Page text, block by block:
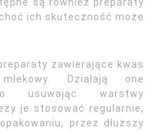
ich skuteczność może
zawierające kwas
Działają one
usuwając warstwy
je stosować regularnie,
przez dłuższy